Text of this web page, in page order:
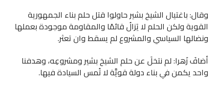
وقال: باغتيال الشيخ بشير حاولوا قتل حلم بناء الجمهورية
القوية ولكن الحلم لا يَزالُ قائمًا والمقاومة موجودة بعملها
ونضالها السياسي والمشروع لم يسقط وان تعثر.
أضافَ زَهرا: لم نتخلَ عن حلم الشيخ بشير ومشروعِه، وهدفنا
واحد يكمن في بناء دولة قويَّة لا تُمس السيادة فيها.